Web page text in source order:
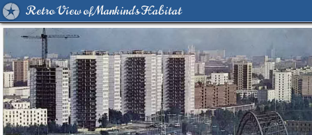
Retro View of Mankind's Habitat